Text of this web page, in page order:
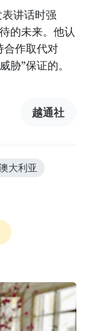
讲话时强
的未来。他认
合作取代对
胁”保证的。
越通社
大利亚